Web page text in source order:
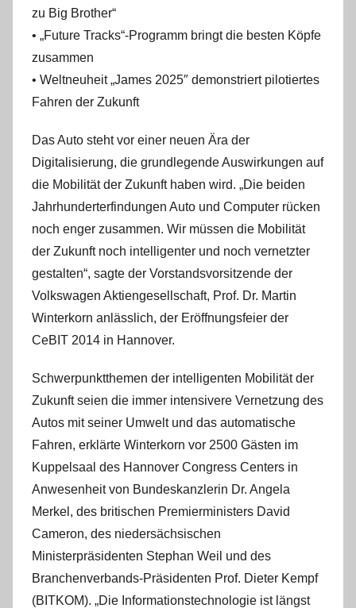
zu Big Brother“
• „Future Tracks“-Programm bringt die besten Köpfe
zusammen
• Weltneuheit „James 2025″ demonstriert pilotiertes
Fahren der Zukunft
Das Auto steht vor einer neuen Ära der
Digitalisierung, die grundlegende Auswirkungen auf
die Mobilität der Zukunft haben wird. „Die beiden
Jahrhunderterfindungen Auto und Computer rücken
noch enger zusammen. Wir müssen die Mobilität
der Zukunft noch intelligenter und noch vernetzter
gestalten“, sagte der Vorstandsvorsitzende der
Volkswagen Aktiengesellschaft, Prof. Dr. Martin
Winterkorn anlässlich, der Eröffnungsfeier der
CeBIT 2014 in Hannover.
Schwerpunktthemen der intelligenten Mobilität der
Zukunft seien die immer intensivere Vernetzung des
Autos mit seiner Umwelt und das automatische
Fahren, erklärte Winterkorn vor 2500 Gästen im
Kuppelsaal des Hannover Congress Centers in
Anwesenheit von Bundeskanzlerin Dr. Angela
Merkel, des britischen Premierministers David
Cameron, des niedersächsischen
Ministerpräsidenten Stephan Weil und des
Branchenverbands-Präsidenten Prof. Dieter Kempf
(BITKOM). „Die Informationstechnologie ist längst